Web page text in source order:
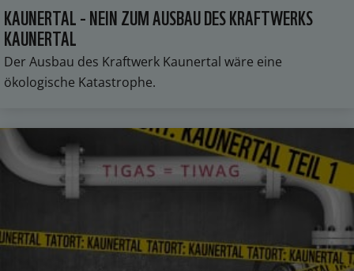
KAUNERTAL - NEIN ZUM AUSBAU DES KRAFTWERKS
KAUNERTAL
Der Ausbau des Kraftwerk Kaunertal wäre eine
ökologische Katastrophe.